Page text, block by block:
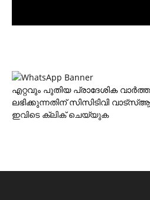
എറ്റവും പുതിയ പ്രാദേശിക
ലഭിക്കുന്നതിന് സിസിടിവി
ഇവിടെ ക്ലിക് ചെയ്യുക